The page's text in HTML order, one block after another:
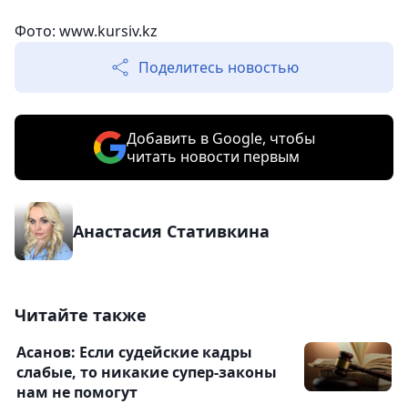
Фото: www.kursiv.kz
Поделитесь новостью
Добавить в Google, чтобы
читать новости первым
Анастасия Стативкина
Читайте также
Асанов: Если судейские кадры
слабые, то никакие супер-законы
нам не помогут